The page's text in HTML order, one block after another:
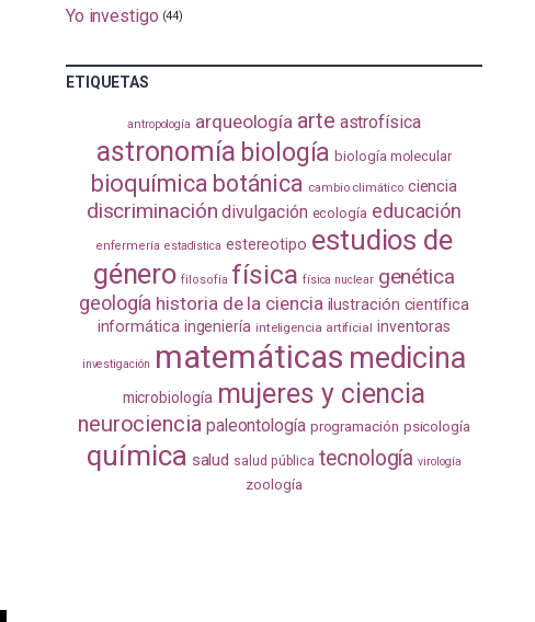
Yo investigo (44)
ETIQUETAS
antropología arqueología arte astrofísica
astronomía biología biología molecular
bioquímica botánica cambio climático ciencia
discriminación divulgación ecología educación
enfermería estadistica estereotipo estudios de
género filosofía física física nuclear genética
geología historia de la ciencia ilustración científica
informática ingeniería inteligencia artificial inventoras
investigación matemáticas medicina
microbiología mujeres y ciencia
neurociencia paleontología programación psicología
química salud salud pública tecnología virología
zoología